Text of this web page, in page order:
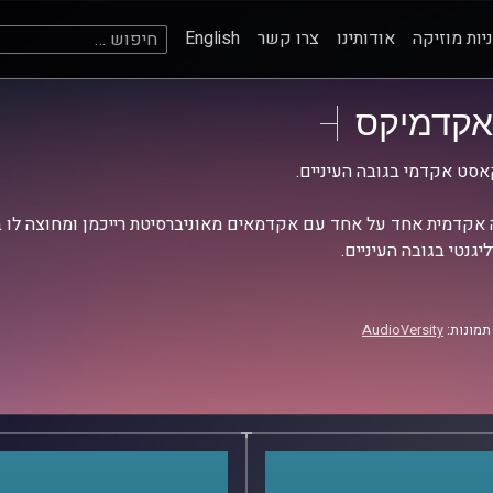
מוזיקה אודותינו צרו קשר English חיפוש:
אקדמיקס
אקדמי בגובה העיניים.
אקדמית אחד על אחד עם אקדמאים מאוניברסיטת רייכמן ומחוצה לו
בגובה העיניים.
AudioVersity